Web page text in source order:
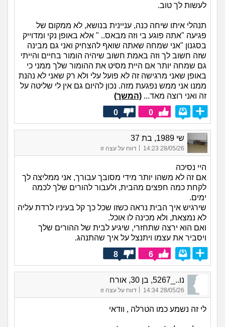
לעשות לך טוב.
תנהלי איתו שיחה כנה, עניינית בנושא, לא ממקום של
פגיעה "אתה פוגע בי וזה מבאס.. " אלא באופן נקי ומדוייק
בסגנון "אני שמחה שאתה שואף להצחיק ואני גם מבינה
שזה חשוב לך וזה באמת חשוב שיהיה הומור בחיים והייתי
גם שמחה יותר אם היית מסיט את ההומור שלך ממני כי
באופן שאני מרגישה זה לא פועל עלי ולא רק שאני לא נהנת
ממנו אני ממש נפגעת מזה. נכון להיום גם אין לי שליטה על
זה ואני רוצה מאד... (המשך)
0
0
שי 1989, בת 37
28/05/26 14:23
| דווח על עצה זו
היי נסיכה
אם זה לא משהו יותר מידי מסובך עבורך, אני ממליצה לך
לקחת כמה חפצים מהבית, ולעבור להורים שלך לכמה
ימים.
שירגיש איך הבית נראה כשזו שכל כך קל בעיניו לרדת עליה
לא נמצאת, ולא מכינה לו אוכל.
ואם הוא ירצה שתחזרי, שיגיע לבית של ההורים שלך
ויסביר את עצמו ויתנצל על איך שהתנהג.
6
8
נו.._5267, בן 30, אורח
28/05/26 14:34 דווח על עצה זו
לי זה נשמע כמו הטרלה , וודאי